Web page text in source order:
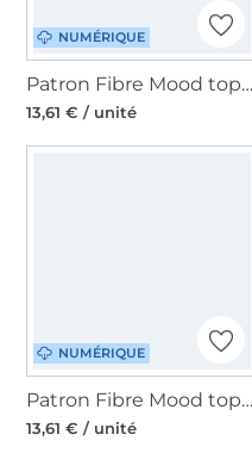
NUMÉRIQUE
Patron Fibre Mood top femme pdf Evin, en français
13,61 € / unité
NUMÉRIQUE
Patron Fibre Mood top femme pdf Elinor, en français
13,61 € / unité